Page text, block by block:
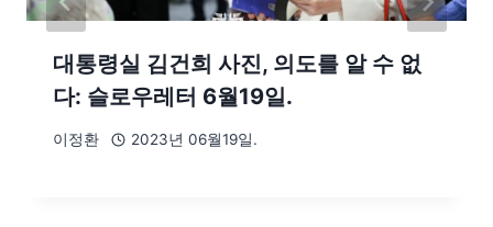
대통령실 김건희 사진, 의도를 알 수 없
다: 슬로우레터 6월19일.
이정환 2023년 06월19일.